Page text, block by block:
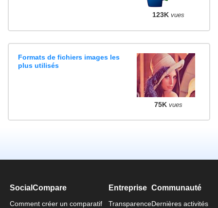
123K vues
Formats de fichiers images les
plus utilisés
75K vues
SocialCompare
Comment créer un comparatif
Entreprise
Transparence
Communauté
Dernières activités